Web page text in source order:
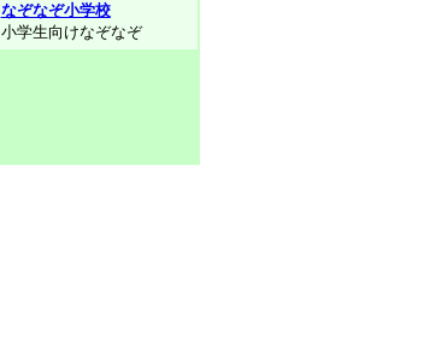
なぞなぞ小学校
小学生向けなぞなぞ